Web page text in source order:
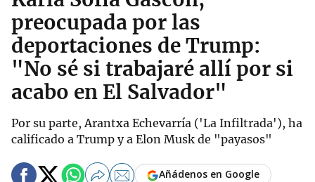
preocupada por las
deportaciones de Trump:
"No sé si trabajaré allí por si
acabo en El Salvador"
Por su parte, Arantxa Echevarría ('La Infiltrada'), ha
calificado a Trump y a Elon Musk de "payasos"
Añádenos en Google